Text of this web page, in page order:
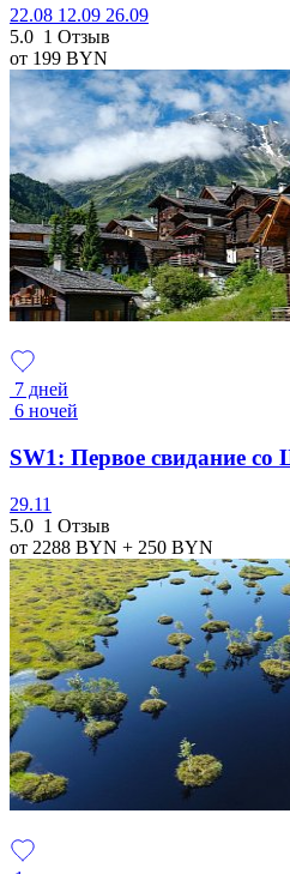
22.08 12.09 26.09
5.0 1 Отзыв
от 199 BYN
7 дней
6 ночей
SW1: Первое свидание
29.11
5.0 1 Отзыв
от 2288 BYN + 250 BYN